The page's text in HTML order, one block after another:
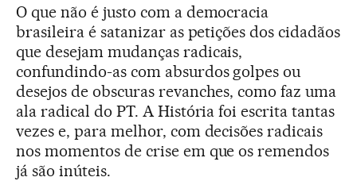
O que não é justo com a democracia
brasileira é satanizar as petições dos cidadãos
que desejam mudanças radicais,
confundindo-as com absurdos golpes ou
desejos de obscuras revanches, como faz uma
ala radical do PT. A História foi escrita tantas
vezes e, para melhor, com decisões radicais
nos momentos de crise em que os remendos
já são inúteis.